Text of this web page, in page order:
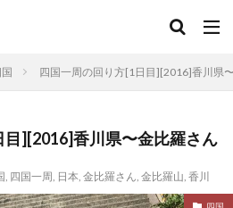
四国一周の回り方[1日目][2016]香川県
目][2016]香川県〜金比羅さん
, 四国一周, 日本, 金比羅さん, 金比羅山, 香川
四国